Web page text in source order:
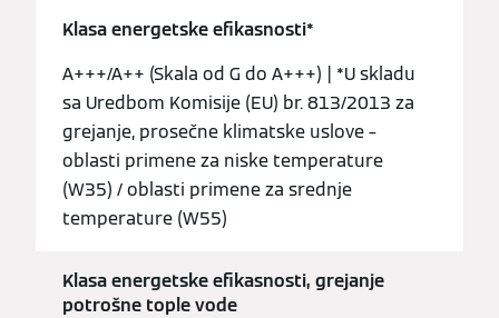
Klasa energetske efikasnosti*
A+++/A++ (Skala od G do A+++) | *U skladu
sa Uredbom Komisije (EU) br. 813/2013 za
grejanje, prosečne klimatske uslove –
oblasti primene za niske temperature
(W35) / oblasti primene za srednje
temperature (W55)
Klasa energetske efikasnosti, grejanje
potrošne tople vode